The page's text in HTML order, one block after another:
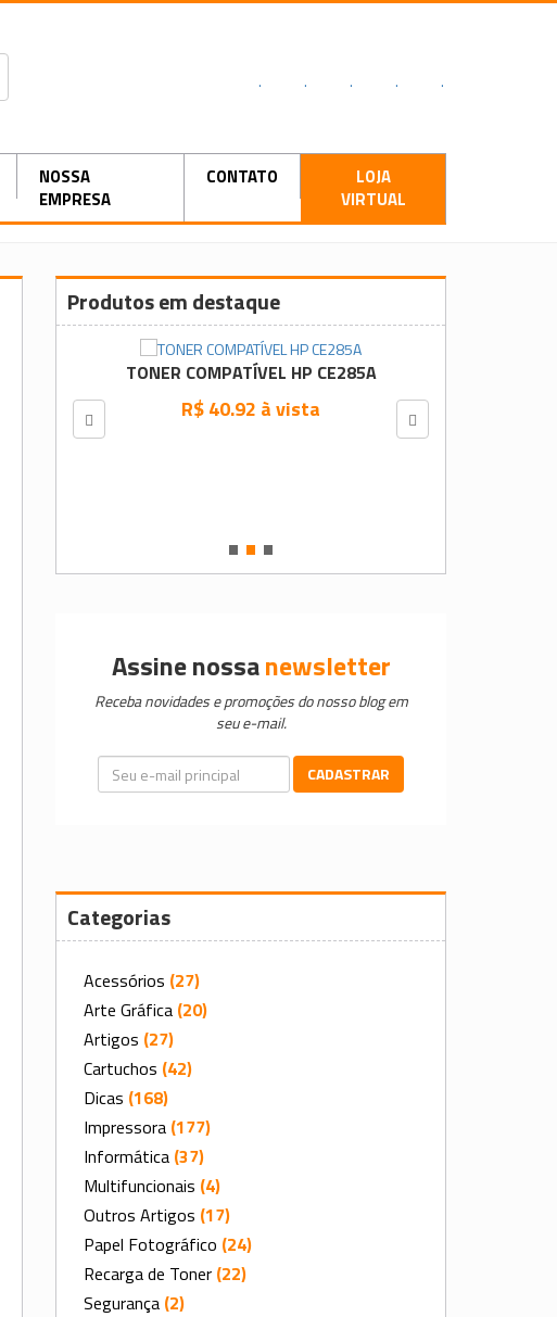
. . . . .
NOSSA
EMPRESA
CONTATO
LOJA
VIRTUAL
Produtos em destaque
TONER COMPATÍVEL HP CE285A
R$ 40.92 à vista
•••
Assine nossanewsletter
Receba novidades e promoções do nosso blog em
seu e-mail.
CADASTRAR
Categorias
Acessórios (27)
Arte Gráfica (20)
Artigos (27)
Cartuchos (42)
Dicas (168)
Impressora (177)
Informática (37)
Multifuncionais (4)
Outros Artigos (17)
Papel Fotográfico (24)
Recarga de Toner (22)
Segurança (2)